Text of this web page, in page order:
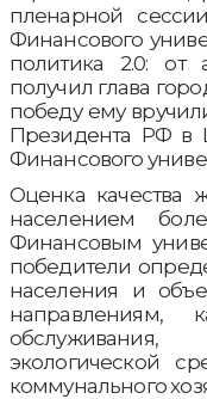
пленарной
Финансового
политика 2.0: от
получил глава
победу ему
Президента РФ в
Финансового
Оценка качества
населением
Финансовым
победители
населения и
направлениям,
обслуживания,
экологической
коммунального